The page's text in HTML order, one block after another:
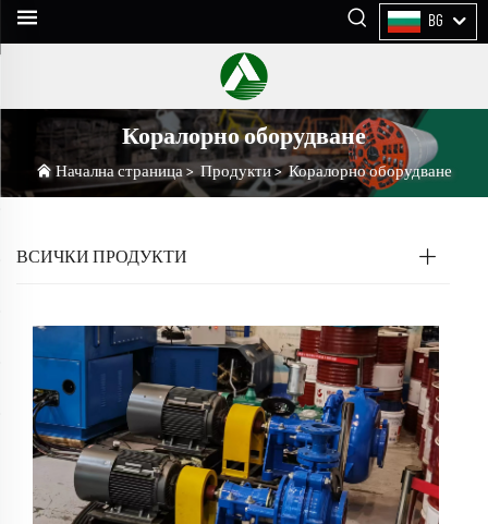
BG
Коралорно оборудване
Начална страница > Продукти>Коралорно оборудване
ВСИЧКИ ПРОДУКТИ